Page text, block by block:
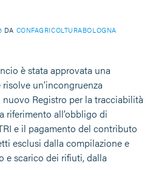
DA CONFAGRICOLTURABOLOGNA
è stata approvata una
un’incongruenza
Registro per la tracciabilità
riferimento all’obbligo di
e il pagamento del contributo
esclusi dalla compilazione e
e scarico dei rifiuti, dalla